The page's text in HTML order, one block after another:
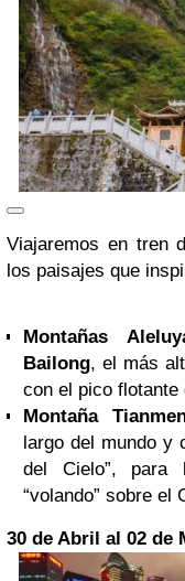
Viajaremos en tren
los paisajes que
Montañas
Bailong, el más
con el pico flotante
Montaña
largo del mundo y
del Cielo”, para
“volando” sobre el
30 de Abril al 02 de